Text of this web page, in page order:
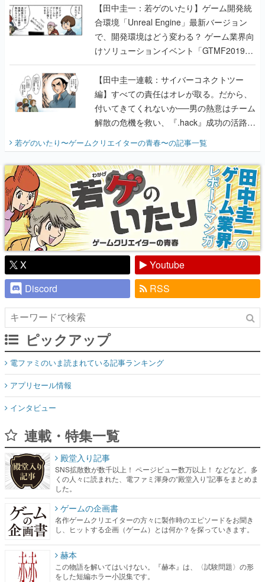
【田中圭一：若ゲのいたり】ゲーム開発統
合環境「Unreal Engine」最新バージョン
で、開発環境はどう変わる？ ゲーム業界向
けソリューションイベント「GTMF2019」
に行って、より理解を深めよう【PR】
【田中圭一連載：サイバーコネクトツー
編】すべての責任はオレが取る。だから、
付いてきてくれないか──男の熱意はチーム
解散の危機を救い、『.hack』成功の活路を
開く。業界の快男児・松山 洋に流れる血は
『少年ジャンプ』色だった【若ゲのいた
り】
若ゲのいたり〜ゲームクリエイターの青春〜の記事一覧
X
Youtube
Discord
RSS
ピックアップ
電ファミのいま読まれている記事ランキング
アプリセール情報
インタビュー
連載・特集一覧
殿堂入り記事
SNS拡散数が数千以上！ ページビュー数万以上！ などなど。多
くの人々に読まれた、電ファミ渾身の“殿堂入り”記事をまとめま
した。
ゲームの企画書
名作ゲームクリエイターの方々に製作時のエピソードをお聞き
し、ヒットする企画（ゲーム）とは何か？を探っていきます。
赫本
この物語を解いてはいけない。『赫本』は、〈試験問題〉の形
をした短編ホラー小説集です。